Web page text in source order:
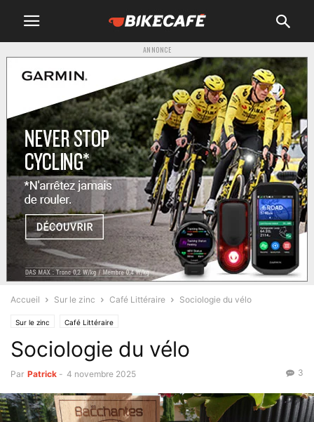
ANNONCE
Accueil Sur le zinc Café Littéraire Sociologie du vélo
Sur le zinc Café Littéraire
Sociologie du vélo
Par Patrick - 4 novembre 2025 3